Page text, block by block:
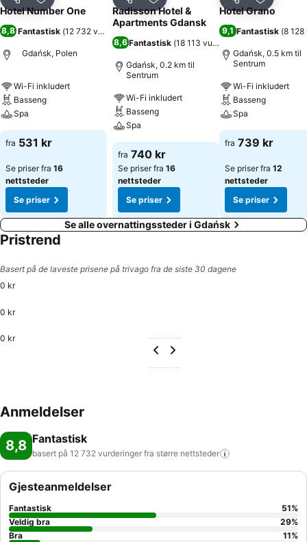
Del Legg til i favoritter
Hotel Number One
8,8 Fantastisk (12 732 vurderinger
Gdańsk, Polen
Wi-Fi inkludert
Basseng
Spa
fra 531 kr
Se priser fra 16
nettsteder
Se priser
Del Legg til i favoritter
Radisson Hotel &
Apartments Gdansk
8,6Fantastisk (18 113 vurderinger
Gdańsk, 0.2 km til
Sentrum
Wi-Fi inkludert
Basseng
Spa
fra 740 kr
Se priser fra 16
nettsteder
Se priser
Del Legg til
Hotel Grano
9,1 Fantastisk (8
Gdańsk, 0.5 km til
Sentrum
Wi-Fi inkludert
Basseng
Spa
fra 739 kr
Se priser fra 12
nettsteder
Se priser
Se alle overnattingssteder i Gdańsk
Pristrend
Basert på de laveste prisene på trivago fra de siste 30 dagene
0 kr
0 kr
0 kr
Anmeldelser
8,8 Fantastisk
basert på 12 732 vurderinger fra større nettsteder
Gjesteanmeldelser
Fantastisk 51%
Veldig bra
29%
Bra
11%